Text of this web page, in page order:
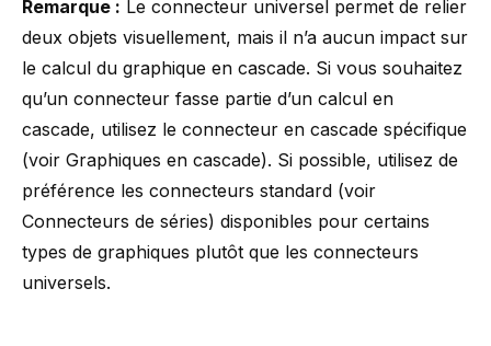
Remarque : Le connecteur universel permet de relier
deux objets visuellement, mais il n’a aucun impact sur
le calcul du graphique en cascade. Si vous souhaitez
qu’un connecteur fasse partie d’un calcul en
cascade, utilisez le connecteur en cascade spécifique
(voir Graphiques en cascade). Si possible, utilisez de
préférence les connecteurs standard (voir
Connecteurs de séries) disponibles pour certains
types de graphiques plutôt que les connecteurs
universels.